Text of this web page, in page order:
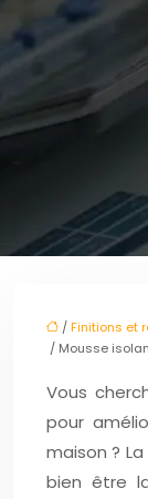
/Finitions et
/ Mousse
Vous
pour
maison ?
bien être